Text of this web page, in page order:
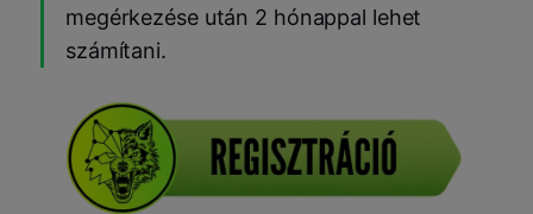
megérkezése után 2 hónappal lehet
számítani.